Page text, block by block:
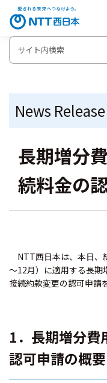
News Release
長期増分
続料金の
NTT西日本は、本日、
～12月）に適用する長期
接続約款変更の認可申請
1．長期増分費
認可申請の概要